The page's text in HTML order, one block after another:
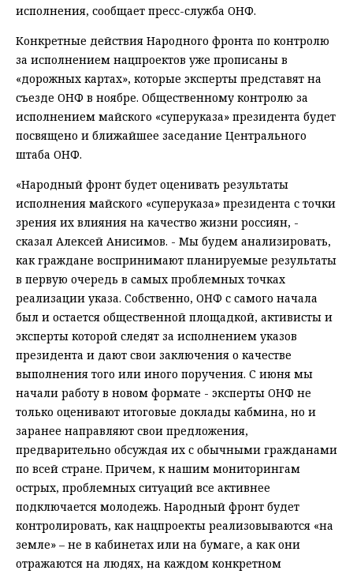
исполнения, сообщает пресс-служба ОНФ.
Конкретные действия Народного фронта по контролю
за исполнением нацпроектов уже прописаны в
«дорожных картах», которые эксперты представят на
съезде ОНФ в ноябре. Общественному контролю за
исполнением майского «суперуказа» президента будет
посвящено и ближайшее заседание Центрального
штаба ОНФ.
«Народный фронт будет оценивать результаты
исполнения майского «суперуказа» президента с точки
зрения их влияния на качество жизни россиян, -
сказал Алексей Анисимов. - Мы будем анализировать,
как граждане воспринимают планируемые результаты
в первую очередь в самых проблемных точках
реализации указа. Собственно, ОНФ с самого начала
был и остается общественной площадкой, активисты и
эксперты которой следят за исполнением указов
президента и дают свои заключения о качестве
выполнения того или иного поручения. С июня мы
начали работу в новом формате - эксперты ОНФ не
только оценивают итоговые доклады кабмина, но и
заранее направляют свои предложения,
предварительно обсуждая их с обычными гражданами
по всей стране. Причем, к нашим мониторингам
острых, проблемных ситуаций все активнее
подключается молодежь. Народный фронт будет
контролировать, как нацпроекты реализовываются «на
земле» – не в кабинетах или на бумаге, а как они
отражаются на людях, на каждом конкретном